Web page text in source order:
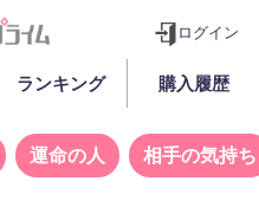
ログイン
ランキング 購入履歴
運命の人 相手の気持ち